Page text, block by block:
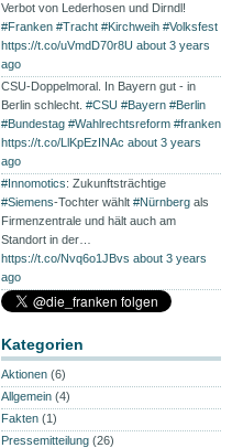
Verbot von Lederhosen und Dirndl!
#Franken #Tracht #Kirchweih #Volksfest
https://t.co/uVmdD70r8U about 3 years
ago
CSU-Doppelmoral. In Bayern gut - in
Berlin schlecht. #CSU #Bayern #Berlin
#Bundestag #Wahlrechtsreform #franken
https://t.co/LlKpEzINAc about 3 years
ago
#Innomotics: Zukunftsträchtige
#Siemens-Tochter wählt #Nürnberg als
Firmenzentrale und hält auch am
Standort in der…
https://t.co/Nvq6o1JBvs about 3 years
ago
Kategorien
Aktionen (6)
Allgemein (4)
Fakten (1)
Pressemitteilung (26)